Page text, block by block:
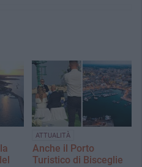
ATTUALITÀ
Anche il Porto
Turistico di Bisceglie